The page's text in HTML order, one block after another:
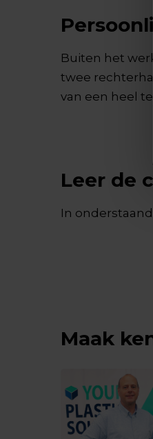
Buiten het
twee
van een heel
Leer de
In
Maak